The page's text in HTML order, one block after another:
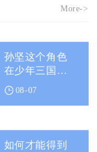
More->
孙坚这个角色
在少年三国志
中怎样书写
08-07
如何才能得到